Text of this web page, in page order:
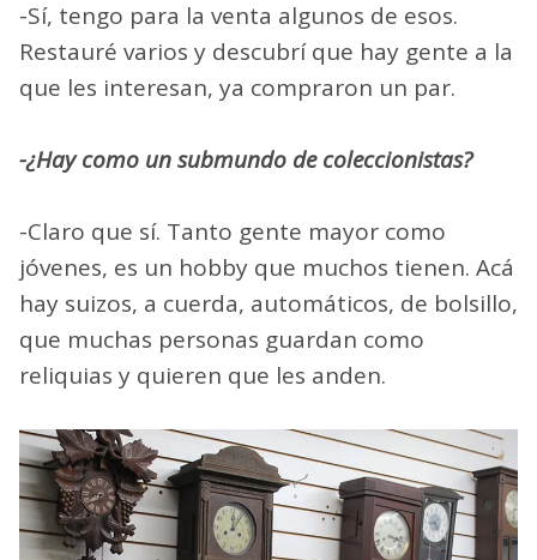
-Sí, tengo para la venta algunos de esos.
Restauré varios y descubrí que hay gente a la
que les interesan, ya compraron un par.
-¿Hay como un submundo de coleccionistas?
-Claro que sí. Tanto gente mayor como
jóvenes, es un hobby que muchos tienen. Acá
hay suizos, a cuerda, automáticos, de bolsillo,
que muchas personas guardan como
reliquias y quieren que les anden.